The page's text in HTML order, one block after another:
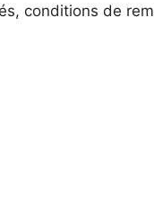
conditions de